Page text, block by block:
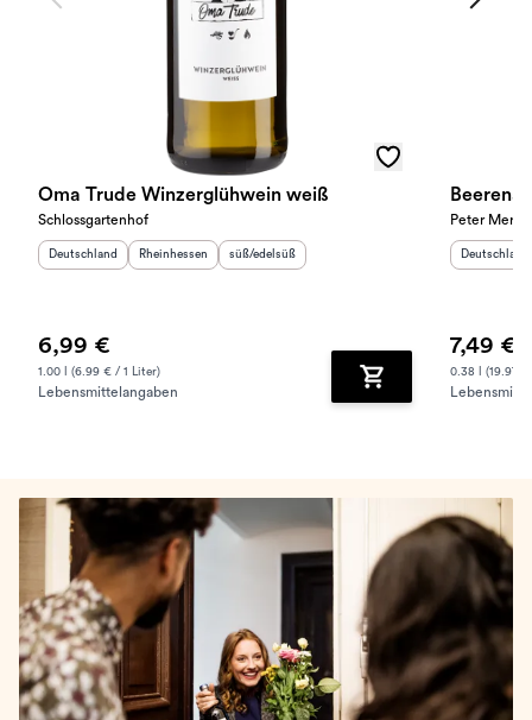
Oma Trude Winzerglühwein weiß
Schlossgartenhof
Herkunftsland
Deutschland Herkunftsregion :
Rheinhessen Geschmack:
süß/edelsüß
6,99 €
1.00 l (6.99 € / 1 Liter)
Lebensmittelangaben Zum Warenkorb
Peter Mertes
Deutschland
7,49 €
0.38 l (19.97 €